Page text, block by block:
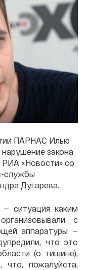
ПАРНАС Илью
закона
«Новости» со
службы
Дугарева.
ситуация каким
с
аппаратуры —
что это
(о тишине),
что, пожалуйста,